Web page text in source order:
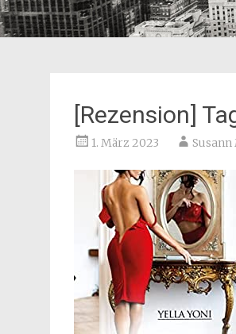
[Rezension]
1. März 2023